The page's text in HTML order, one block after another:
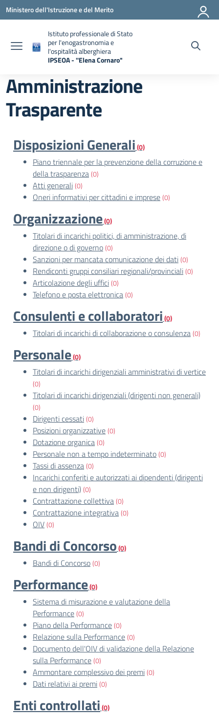
Vai ai contenuti
Vai al menu di navigazione
Vai al footer
Ministero dell'Istruzione e del Merito
Istituto professionale di Stato
per l'enogastronomia e
l'ospitalità alberghiera
IPSEOA - ''Elena Cornaro"
Amministrazione
Trasparente
Disposizioni Generali(0)
Piano triennale per la prevenzione della corruzione e
della trasparenza(0)
Atti generali(0)
Oneri informativi per cittadini e imprese(0)
Organizzazione(0)
Titolari di incarichi politici, di amministrazione, di
direzione o di governo(0)
Sanzioni per mancata comunicazione dei dati(0)
Rendiconti gruppi consiliari regionali/provinciali(0)
Articolazione degli uffici(0)
Telefono e posta elettronica(0)
Consulenti e collaboratori(0)
Titolari di incarichi di collaborazione o consulenza(0)
Personale(0)
Titolari di incarichi dirigenziali amministrativi di vertice
(0)
Titolari di incarichi dirigenziali (dirigenti non generali)
(0)
Dirigenti cessati(0)
Posizioni organizzative(0)
Dotazione organica(0)
Personale non a tempo indeterminato(0)
Tassi di assenza(0)
Incarichi conferiti e autorizzati ai dipendenti (dirigenti
e non dirigenti)(0)
Contrattazione collettiva(0)
Contrattazione integrativa(0)
OIV(0)
Bandi di Concorso(0)
Bandi di Concorso(0)
Performance(0)
Sistema di misurazione e valutazione della
Performance(0)
Piano della Performance(0)
Relazione sulla Performance(0)
Documento dell'OIV di validazione della Relazione
sulla Performance(0)
Ammontare complessivo dei premi(0)
Dati relativi ai premi(0)
Enti controllati(0)